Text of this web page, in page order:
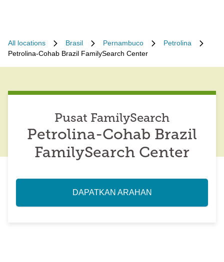
All locations Brasil Pernambuco
Petrolina
Petrolina-Cohab Brazil FamilySearch Center
Pusat FamilySearch
Petrolina-Cohab Brazil
FamilySearch Center
DAPATKAN ARAHAN